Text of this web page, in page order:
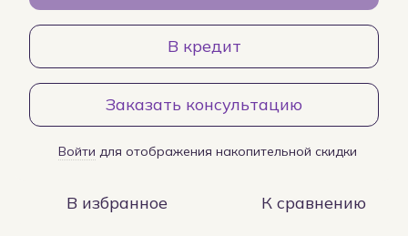
В кредит
Заказать консультацию
Войти для отображения накопительной скидки
В избранное К сравнению